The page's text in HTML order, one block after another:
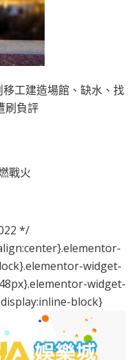
工建造場館、缺水、找
刷負評
戰火
*/
widget-
widget-
block}